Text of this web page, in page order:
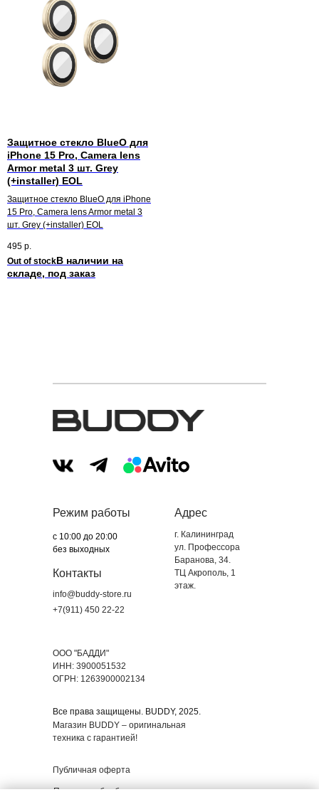
Защитное стекло BlueO для
iPhone 15 Pro, Camera lens
Armor metal 3 шт. Grey
(+installer) EOL
Защитное стекло BlueO для iPhone
15 Pro, Camera lens Armor metal 3
шт. Grey (+installer) EOL
495 р.
Out of stock
Все права защищены. BUDDY, 2025.
Публичная оферта
Политика обработки
Контакты
+7(911) 450 22-22
info@buddy-store.ru
Адрес
г. Калининград
ул. Профессора
Баранова, 34.
ТЦ Акрополь, 1
этаж.
Магазин BUDDY – оригинальная
техника с гарантией!
ООО "БАДДИ"
ИНН: 3900051532
ОГРН: 1263900002134
Режим работы
с 10:00 до 20:00
без выходных